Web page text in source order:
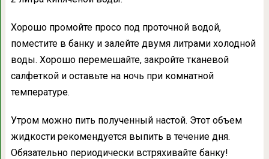
Хорошо промойте просо под проточной водой,
поместите в банку и залейте двумя литрами холодной
воды. Хорошо перемешайте, закройте тканевой
салфеткой и оставьте на ночь при комнатной
температуре.
Утром можно пить полученный настой. Этот объем
жидкости рекомендуется выпить в течение дня.
Обязательно периодически встряхивайте банку!